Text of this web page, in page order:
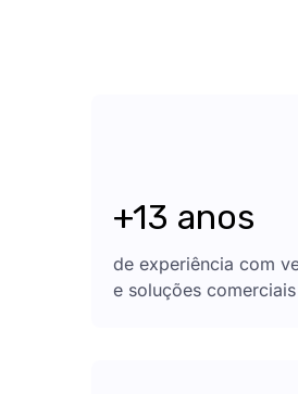
+13 anos
de experiência com
e soluções comerciais